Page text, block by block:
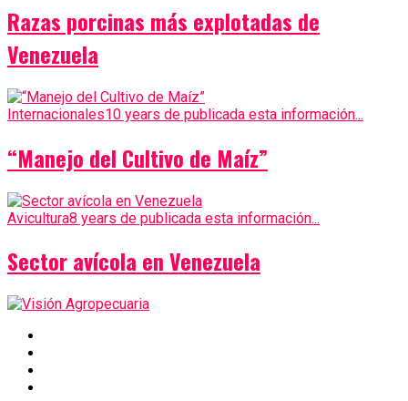
Razas porcinas más explotadas de
Venezuela
Internacionales10 years de publicada esta información...
“Manejo del Cultivo de Maíz”
Avicultura8 years de publicada esta información...
Sector avícola en Venezuela